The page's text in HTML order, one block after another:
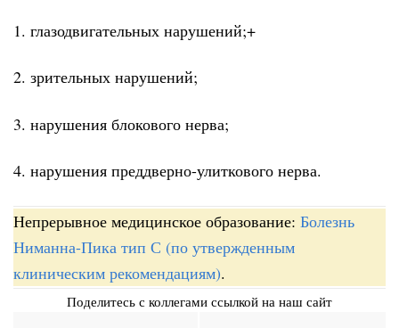
1. глазодвигательных нарушений;+
2. зрительных нарушений;
3. нарушения блокового нерва;
4. нарушения преддверно-улиткового нерва.
Непрерывное медицинское образование: Болезнь
Ниманна-Пика тип С (по утвержденным
клиническим рекомендациям).
Поделитесь с коллегами ссылкой на наш сайт